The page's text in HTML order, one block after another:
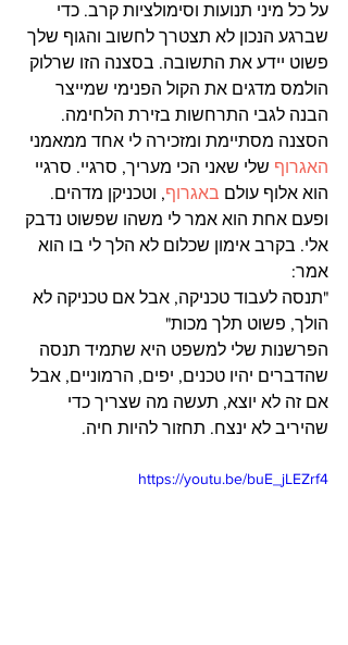
על כל מיני תנועות וסימולציות קרב. כדי
שברגע הנכון לא תצטרך לחשוב והגוף שלך
פשוט יידע את התשובה. בסצנה הזו שרלוק
הולמס מדגים את הקול הפנימי שמייצר
הבנה לגבי התרחשות בזירת הלחימה.
הסצנה מסתיימת ומזכירה לי אחד ממאמני
האגרוף שלי שאני הכי מעריך, סרגיי. סרגיי
הוא אלוף עולם באגרוף, וטכניקן מדהים.
ופעם אחת הוא אמר לי משהו שפשוט נדבק
אלי. בקרב אימון שכלום לא הלך לי בו הוא
אמר:
"תנסה לעבוד טכניקה, אבל אם טכניקה לא
הולך, פשוט תלך מכות"
הפרשנות שלי למשפט היא שתמיד תנסה
שהדברים יהיו טכנים, יפים, הרמוניים, אבל
אם זה לא יוצא, תעשה מה שצריך כדי
שהיריב לא ינצח. תחזור להיות חיה.
https://youtu.be/buE_jLEZrf4